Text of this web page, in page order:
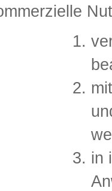
in